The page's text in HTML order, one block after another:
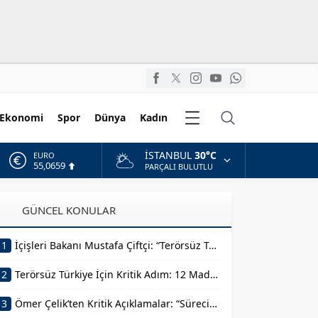
Ekonomi Spor Dünya Kadın
Kategoriler
ALTIN
6.521,17
DOLAR
55,0659
İSTANBUL 30°C
PARÇALI BULUTLU
GÜNCEL KONULAR
1 İçişleri Bakanı Mustafa Çiftçi: “Terörsüz Türkiye Devletimizin Sarsılmaz İradesidir”
2 Terörsüz Türkiye İçin Kritik Adım: 12 Maddelik Kanun Teklifi
3 Ömer Çelik’ten Kritik Açıklamalar: “Sürecin En Önemli Aşamasındayız”